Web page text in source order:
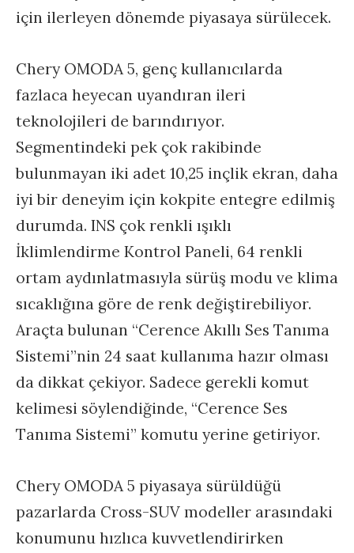
için ilerleyen dönemde piyasaya sürülecek.
Chery OMODA 5, genç kullanıcılarda
fazlaca heyecan uyandıran ileri
teknolojileri de barındırıyor.
Segmentindeki pek çok rakibinde
bulunmayan iki adet 10,25 inçlik ekran, daha
iyi bir deneyim için kokpite entegre edilmiş
durumda. INS çok renkli ışıklı
İklimlendirme Kontrol Paneli, 64 renkli
ortam aydınlatmasıyla sürüş modu ve klima
sıcaklığına göre de renk değiştirebiliyor.
Araçta bulunan “Cerence Akıllı Ses Tanıma
Sistemi”nin 24 saat kullanıma hazır olması
da dikkat çekiyor. Sadece gerekli komut
kelimesi söylendiğinde, “Cerence Ses
Tanıma Sistemi” komutu yerine getiriyor.
Chery OMODA 5 piyasaya sürüldüğü
pazarlarda Cross-SUV modeller arasındaki
konumunu hızlıca kuvvetlendirirken